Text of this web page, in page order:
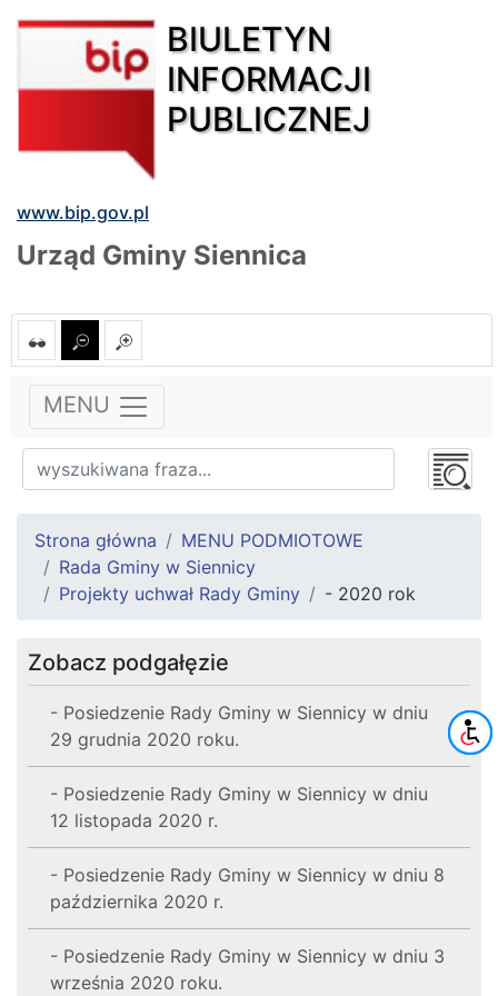
BIULETYN
INFORMACJI
PUBLICZNEJ
www.bip.gov.pl
Urząd Gminy Siennica
MENU
Strona główna
MENU PODMIOTOWE
Rada Gminy w Siennicy
Projekty uchwał Rady Gminy
- 2020 rok
Zobacz podgałęzie
- Posiedzenie Rady Gminy w Siennicy w dniu
29 grudnia 2020 roku.
- Posiedzenie Rady Gminy w Siennicy w dniu
12 listopada 2020 r.
- Posiedzenie Rady Gminy w Siennicy w dniu 8
października 2020 r.
- Posiedzenie Rady Gminy w Siennicy w dniu 3
września 2020 roku.